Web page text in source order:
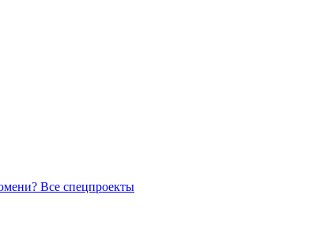
Все спецпроекты